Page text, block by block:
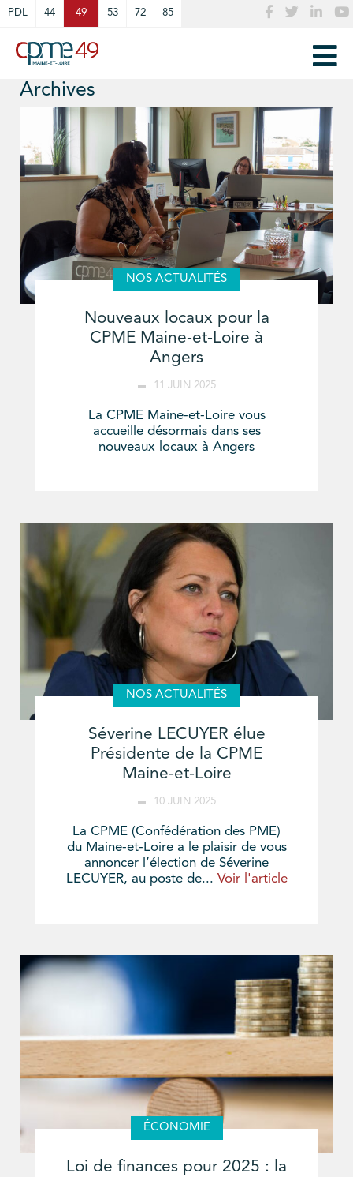
PDL 44 49 53 72 85
Archives
NOS ACTUALITÉS
Nouveaux locaux pour la
CPME Maine-et-Loire à
Angers
11 JUIN 2025
La CPME Maine-et-Loire vous
accueille désormais dans ses
nouveaux locaux à Angers
NOS ACTUALITÉS
Séverine LECUYER élue
Présidente de la CPME
Maine-et-Loire
10 JUIN 2025
La CPME (Confédération des PME)
du Maine-et-Loire a le plaisir de vous
annoncer l’élection de Séverine
LECUYER, au poste de... Voir l'article
ÉCONOMIE
Loi de finances pour 2025 : la
Cookies management panel